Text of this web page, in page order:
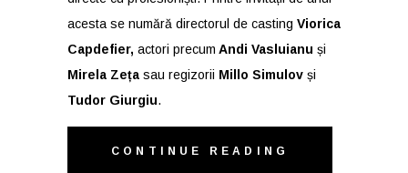
acesta se numără directorul de casting Viorica
Capdefier, actori precum Andi Vasluianu și
Mirela Zeța sau regizorii Millo Simulov și
Tudor Giurgiu.
CONTINUE READING